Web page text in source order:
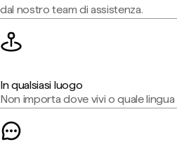
dal nostro team di assistenza.
In qualsiasi luogo
Non importa dove vivi o quale